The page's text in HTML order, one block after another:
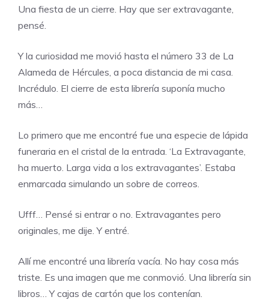
Una fiesta de un cierre. Hay que ser extravagante,
pensé.
Y la curiosidad me movió hasta el número 33 de La
Alameda de Hércules, a poca distancia de mi casa.
Incrédulo. El cierre de esta librería suponía mucho
más…
Lo primero que me encontré fue una especie de lápida
funeraria en el cristal de la entrada. ‘La Extravagante,
ha muerto. Larga vida a los extravagantes’. Estaba
enmarcada simulando un sobre de correos.
Ufff… Pensé si entrar o no. Extravagantes pero
originales, me dije. Y entré.
Allí me encontré una librería vacía. No hay cosa más
triste. Es una imagen que me conmovió. Una librería sin
libros… Y cajas de cartón que los contenían.